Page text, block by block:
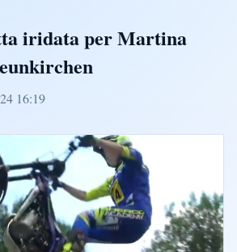
iridata per Martina
16:19